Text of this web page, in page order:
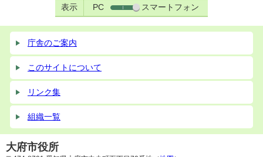
表示 PC スマートフォン
庁舎のご案内
このサイトについて
リンク集
組織一覧
大府市役所